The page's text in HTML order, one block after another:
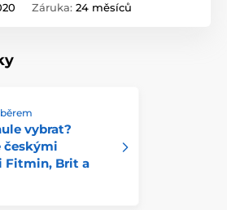
Záruka: 24 měsíců
vybrat?
českými
Fitmin, Brit a